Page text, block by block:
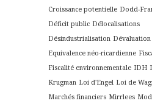
Croissance potentielle Dodd-
Déficit public Délocalisations
Désindustrialisation
Equivalence néo-ricardienne
Fiscalité environnementale IDH
Krugman Loi d'Engel Loi de
Marchés financiers Mirrlees